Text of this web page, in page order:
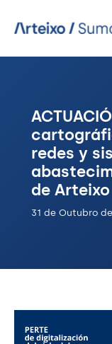
redes y
de Arteixo
31 de Outubro